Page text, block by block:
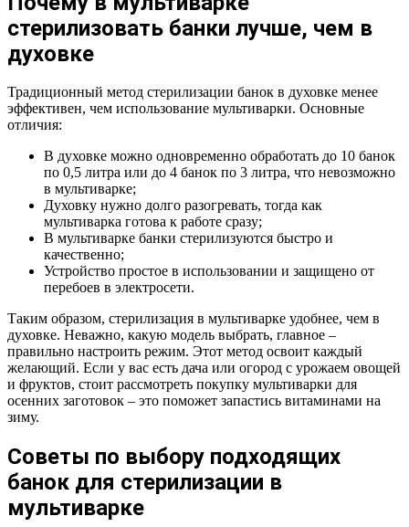
стерилизовать банки лучше, чем в
духовке
Традиционный метод стерилизации банок в духовке менее
эффективен, чем использование мультиварки. Основные
отличия:
В духовке можно одновременно обработать до 10 банок
по 0,5 литра или до 4 банок по 3 литра, что невозможно
в мультиварке;
Духовку нужно долго разогревать, тогда как
мультиварка готова к работе сразу;
В мультиварке банки стерилизуются быстро и
качественно;
Устройство простое в использовании и защищено от
перебоев в электросети.
Таким образом, стерилизация в мультиварке удобнее, чем в
духовке. Неважно, какую модель выбрать, главное –
правильно настроить режим. Этот метод освоит каждый
желающий. Если у вас есть дача или огород с урожаем овощей
и фруктов, стоит рассмотреть покупку мультиварки для
осенних заготовок – это поможет запастись витаминами на
зиму.
Советы по выбору подходящих
банок для стерилизации в
мультиварке